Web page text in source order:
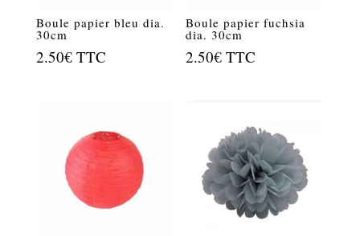
Boule papier bleu dia.
30cm
2.50€ TTC
Boule papier fuchsia
dia. 30cm
2.50€ TTC